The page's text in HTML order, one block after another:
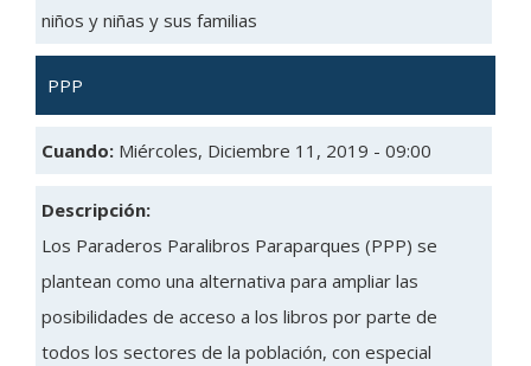
niños y niñas y sus familias
PPP
Cuando: Miércoles, Diciembre 11, 2019 - 09:00
Descripción:
Los Paraderos Paralibros Paraparques (PPP) se
plantean como una alternativa para ampliar las
posibilidades de acceso a los libros por parte de
todos los sectores de la población, con especial